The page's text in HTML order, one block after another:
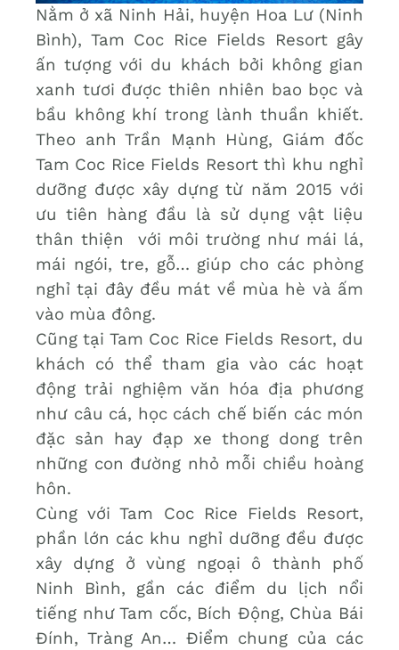
Nằm ở xã Ninh Hải, huyện Hoa Lư (Ninh
Bình), Tam Coc Rice Fields Resort gây
ấn tượng với du khách bởi không gian
xanh tươi được thiên nhiên bao bọc và
bầu không khí trong lành thuần khiết.
Theo anh Trần Mạnh Hùng, Giám đốc
Tam Coc Rice Fields Resort thì khu nghỉ
dưỡng được xây dựng từ năm 2015 với
ưu tiên hàng đầu là sử dụng vật liệu
thân thiện với môi trường như mái lá,
mái ngói, tre, gỗ… giúp cho các phòng
nghỉ tại đây đều mát về mùa hè và ấm
vào mùa đông.
Cũng tại Tam Coc Rice Fields Resort, du
khách có thể tham gia vào các hoạt
động trải nghiệm văn hóa địa phương
như câu cá, học cách chế biến các món
đặc sản hay đạp xe thong dong trên
những con đường nhỏ mỗi chiều hoàng
hôn.
Cùng với Tam Coc Rice Fields Resort,
phần lớn các khu nghỉ dưỡng đều được
xây dựng ở vùng ngoại ô thành phố
Ninh Bình, gần các điểm du lịch nổi
tiếng như Tam cốc, Bích Động, Chùa Bái
Đính, Tràng An… Điểm chung của các